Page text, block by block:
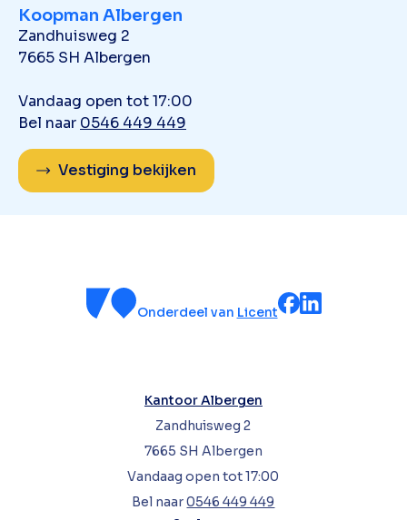
Koopman Albergen
Zandhuisweg 2
7665 SH Albergen
Vandaag open tot 17:00
Bel naar 0546 449 449
Vestiging bekijken
Onderdeel van Licent
Kantoor Albergen
Zandhuisweg 2
7665 SH Albergen
Vandaag open tot 17:00
Bel naar0546 449 449